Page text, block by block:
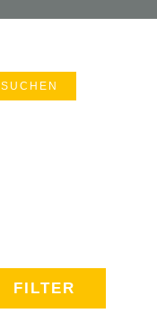
SUCHEN
FILTER